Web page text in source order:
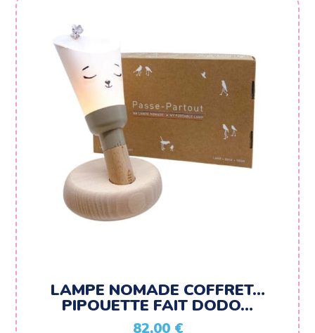
LAMPE NOMADE COFFRET…
PIPOUETTE FAIT DODO…
82,00 €